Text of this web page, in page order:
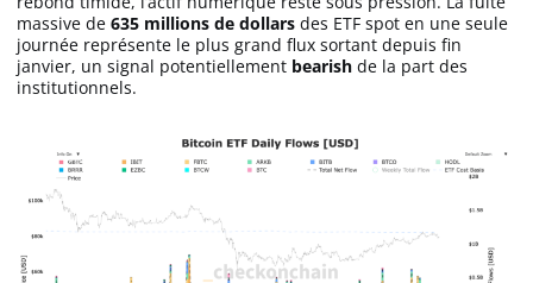
Binance Coin (BNB)
C’est quoi ?
Meilleur Broker
massive de 635 millions de dollars des ETF spot en une seule
journée représente le plus grand flux sortant depuis fin
janvier, un signal potentiellement bearish de la part des
institutionnels.